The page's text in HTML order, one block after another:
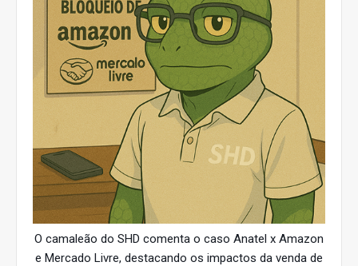
O camaleão do SHD comenta o caso Anatel x Amazon
e Mercado Livre, destacando os impactos da venda de